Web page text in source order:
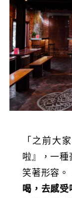
「之前大
啦』，一
笑著形容。
喝，去感